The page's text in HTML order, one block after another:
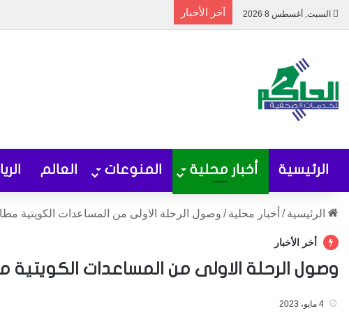
السبت, أغسطس 8 2026 آخر الأخبار
الرئيسية أخبار محلية المنوعات العالم
الرئيسية / أخبار محلية / وصول الرحلة الاولى من المساعدات الكويتية
أخر الأخبار
وصول الرحلة الاولى من المساعدات الكويتية
4 مايو، 2023